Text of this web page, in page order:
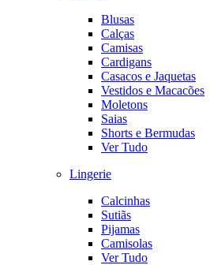
Blusas
Calças
Camisas
Cardigans
Casacos e Jaquetas
Vestidos e Macacões
Moletons
Saias
Shorts e Bermudas
Ver Tudo
Lingerie
Calcinhas
Sutiãs
Pijamas
Camisolas
Ver Tudo